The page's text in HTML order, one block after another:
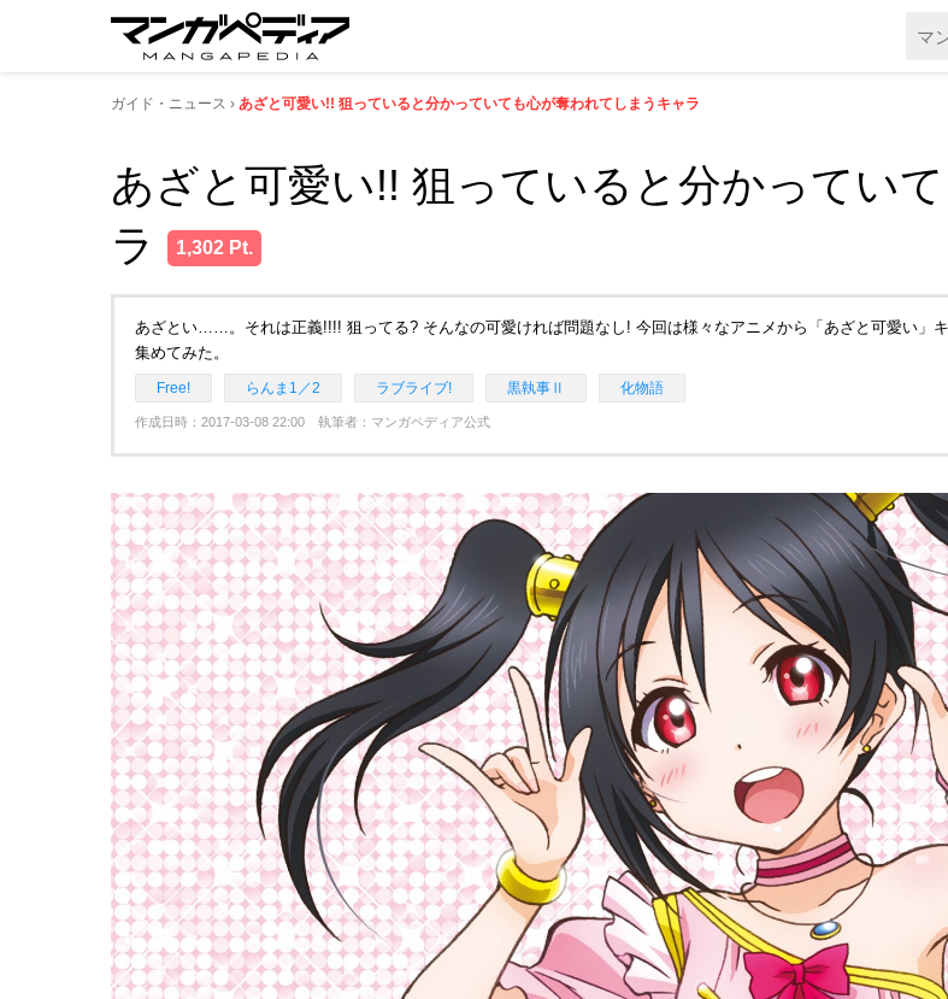
ガイド・ニュース あざと可愛い!! 狙っていると分かっていても心が奪われてしまうキャラ
あざと可愛い!! 狙っていると分かってい
ラ
1,302 Pt.
あざとい……。それは正義!!!! 狙ってる? そんなの可愛ければ問題なし! 今回は様々なアニメから「あざと可愛い」
集めてみた。
Free! らんま1／2 ラブライブ! 黒執事Ⅱ 化物語
作成日時：2017-03-08 22:00 執筆者：マンガペディア公式